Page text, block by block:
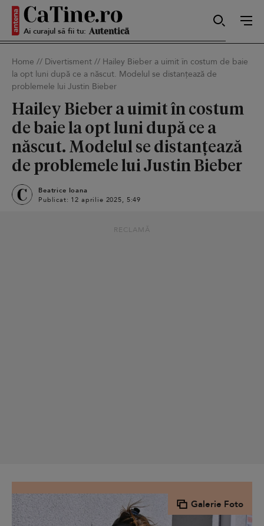
Ai curajul să fii tu: Sexy
Autentică
Smart
Home // Divertisment // Hailey Bieber a uimit în costum de baie
la opt luni după ce a născut. Modelul se distanțează de
problemele lui Justin Bieber
Hailey Bieber a uimit în costum
de baie la opt luni după ce a
născut. Modelul se distanțează
de problemele lui Justin Bieber
Beatrice Ioana
Publicat: 12 aprilie 2025, 5:49
RECLAMĂ
Galerie Foto